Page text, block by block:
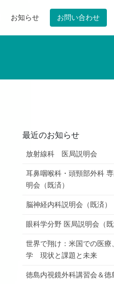
お知らせ お問い合わせ
最近のお知らせ
放射線科 医局説明会
耳鼻咽喉科・頭頸部外科
明会（既済）
脳神経内科説明会（既済）
眼科学分野 医局説明会（既
世界で翔け：米国での医療
学 現状と課題と未来
徳島内視鏡外科講習会＆徳